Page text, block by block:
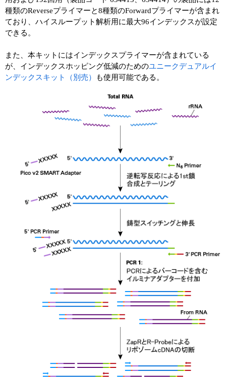
種類のReverseプライマーと8種類のForwardプライマーが含まれ
ており、ハイスループット解析用に最大96インデックスが設定
できる。
また、本キットにはインデックスプライマーが含まれている
が、インデックスホッピング低減のためのユニークデュアルイ
ンデックスキット（別売）
も使用可能である。